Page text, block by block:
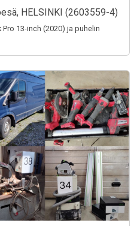
HELSINKI (2603559-4)
13-inch (2020) ja puhelin